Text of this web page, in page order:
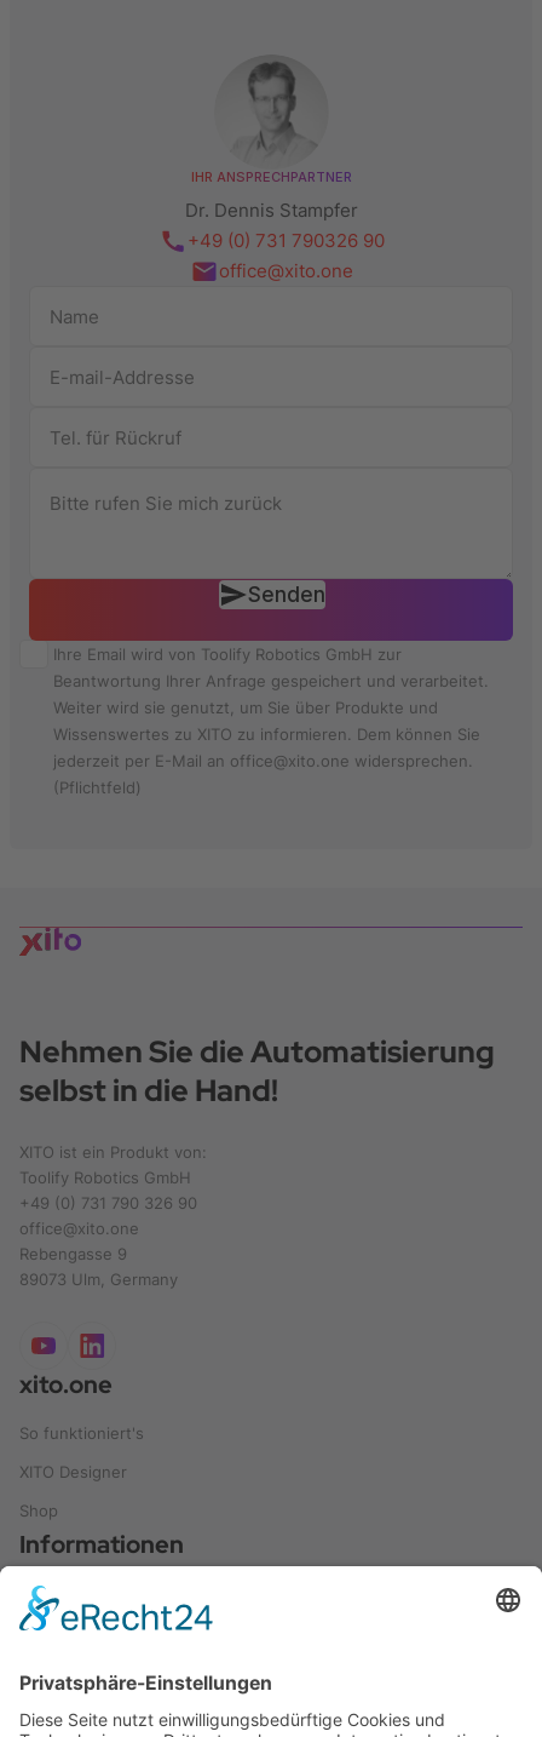
IHR ANSPRECHPARTNER
Dr. Dennis Stampfer
+49 (0) 731 790326 90
office@xito.one
Senden
Ihre Email wird von Toolify Robotics GmbH zur
Beantwortung Ihrer Anfrage gespeichert und verarbeitet.
Weiter wird sie genutzt, um Sie über Produkte und
Wissenswertes zu XITO zu informieren. Dem können Sie
jederzeit per E-Mail an office@xito.one widersprechen.
(Pflichtfeld)
Nehmen Sie die Automatisierung
selbst in die Hand!
XITO ist ein Produkt von:
Toolify Robotics GmbH
+49 (0) 731 790 326 90
office@xito.one
Rebengasse 9
89073 Ulm, Germany
xito.one
So funktioniert's
XITO Designer
Shop
Informationen
Leitfaden und Ratgeber
Referenzen
Anwendungen
Videos